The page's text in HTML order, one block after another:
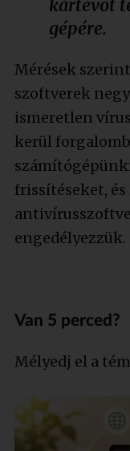
kártevőt
gépére.
Mérések
szoftverek
ismeretlen
kerül
frissítéseket,
engedélyezzük.
Van 5 perced?
Mélyedj el a